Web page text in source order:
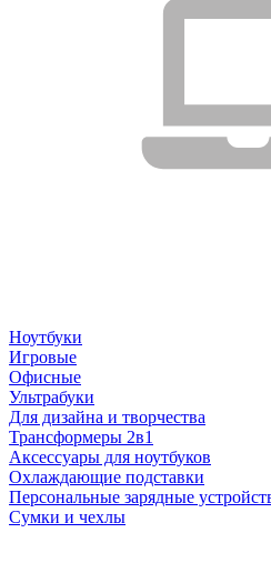
Ноутбуки
Игровые
Офисные
Ультрабуки
Для дизайна и творчества
Трансформеры 2в1
Аксессуары для ноутбуков
Охлаждающие подставки
Персональные зарядные
Сумки и чехлы